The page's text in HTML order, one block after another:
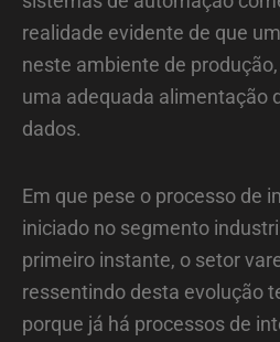
realidade evidente de que
neste ambiente de
uma adequada alimentação
dados.
Em que pese o processo de
iniciado no segmento
primeiro instante, o setor
ressentindo desta evolução
porque já há processos de